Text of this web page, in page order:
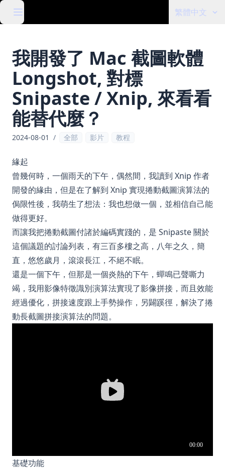
繁體中文
我開發了 Mac 截圖軟體
Longshot, 對標
Snipaste / Xnip, 來看看
能替代麼？
2024-08-01 / 全部 影片 教程
緣起
曾幾何時，一個雨天的下午，偶然間，我讀到 Xnip 作者
開發的緣由，但是在了解到 Xnip 實現捲動截圖演算法的
侷限性後，我萌生了想法：我也想做一個，並相信自己能
做得更好。
而讓我把捲動截圖付諸於編碼實踐的，是 Snipaste 關於
這個議題的討論列表，有三百多樓之高，八年之久，簡
直，悠悠歲月，滾滾長江，不絕不眠。
還是一個下午，但那是一個炎熱的下午，蟬鳴已聲嘶力
竭，我用影像特徵識別演算法實現了影像拼接，而且效能
經過優化，拼接速度跟上手勢操作，另闢蹊徑，解決了捲
動長截圖拼接演算法的問題。
基礎功能